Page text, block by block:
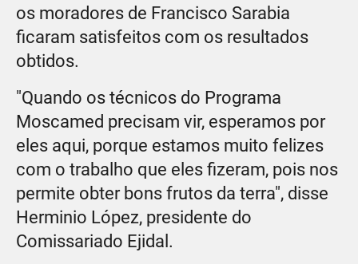
os moradores de Francisco Sarabia
ficaram satisfeitos com os resultados
obtidos.
"Quando os técnicos do Programa
Moscamed precisam vir, esperamos por
eles aqui, porque estamos muito felizes
com o trabalho que eles fizeram, pois nos
permite obter bons frutos da terra", disse
Herminio López, presidente do
Comissariado Ejidal.